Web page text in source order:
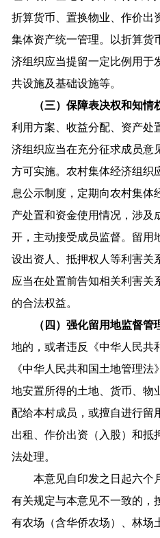
折算货币、置换物业、作价出
集体资产统一管理。以折算货
济组织应当提留一定比例用于
共设施及基础设施等。
（三）保障表决权和知情
利用方案、收益分配、资产处
济组织应当在充分征求成员意
方可实施。农村集体经济组织
息公示制度，定期向农村集体
产处置和资金使用情况，涉及
开，主动接受成员监督。留用
设出资人、抵押权人等利害关
应当在处置前告知相关利害关
的合法权益。
（四）强化留用地监督管
地的，或者违反《中华人民共
《中华人民共和国土地管理
地安置所得的土地、货币、物
配给本村成员，或擅自进行留
出租、作价出资（入股）和抵
法处理。
本意见自印发之日起六个
有关规定与本意见不一致的，
有农场（含华侨农场）、林场